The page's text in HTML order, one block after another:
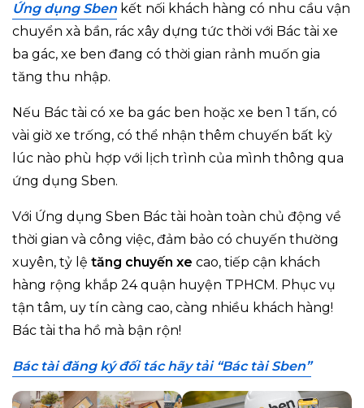
Ứng dụng Sben kết nối khách hàng có nhu cầu vận
chuyển xà bần, rác xây dựng tức thời với Bác tài xe
ba gác, xe ben đang có thời gian rảnh muốn gia
tăng thu nhập.
Nếu Bác tài có xe ba gác ben hoặc xe ben 1 tấn, có
vài giờ xe trống, có thể nhận thêm chuyến bất kỳ
lúc nào phù hợp với lịch trình của mình thông qua
ứng dụng Sben.
Với Ứng dụng Sben Bác tài hoàn toàn chủ động về
thời gian và công việc, đảm bảo có chuyến thường
xuyên, tỷ lệ tăng chuyến xe cao, tiếp cận khách
hàng rộng khắp 24 quận huyện TPHCM. Phục vụ
tận tâm, uy tín càng cao, càng nhiều khách hàng!
Bác tài tha hồ mà bận rộn!
Bác tài đăng ký đối tác hãy tải “Bác tài Sben”